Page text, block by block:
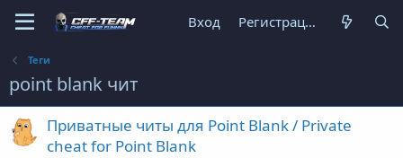
Вход Регистрация
Теги
point blank чит
Приватные читы для Point Blank / Private
cheat for Point Blank